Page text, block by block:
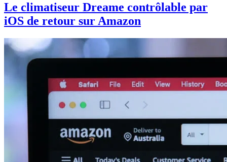
Le climatiseur Dreame contrôlable par
iOS de retour sur Amazon